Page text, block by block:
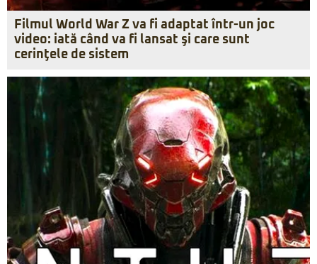
Filmul World War Z va fi adaptat într-un joc
video: iată când va fi lansat şi care sunt
cerinţele de sistem